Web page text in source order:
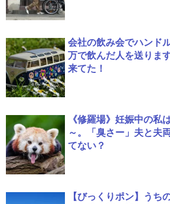
会社の飲み会でハンド
万で飲んだ人を送りま
来てた！
《修羅場》妊娠中の私
～。「臭さー」夫と夫
てない？
【びっくりポン】うち